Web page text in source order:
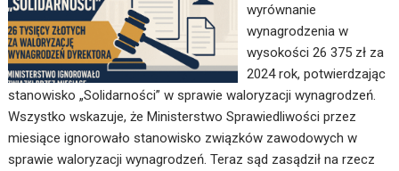
wyrównanie
wynagrodzenia w
wysokości 26 375 zł za
2024 rok, potwierdzając
stanowisko „Solidarności” w sprawie waloryzacji wynagrodzeń.
Wszystko wskazuje, że Ministerstwo Sprawiedliwości przez
miesiące ignorowało stanowisko związków zawodowych w
sprawie waloryzacji wynagrodzeń. Teraz sąd zasądził na rzecz